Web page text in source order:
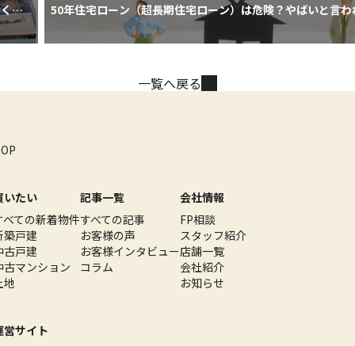
決
50年住宅ローン（超長期住宅ローン）は危険？やばいと言
とメリット・デメリット
一覧へ戻る
いたい
べての新着物件
築戸建
古戸建
古マンション
地
記事一覧
すべての記事
お客様の声
お客様インタビュー
コラム
会社情報
FP相談
スタッフ紹介
店舗一覧
会社紹介
お知らせ
営サイト